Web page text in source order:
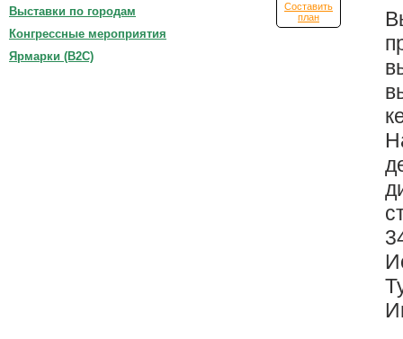
Составить
план
Выставки по городам
Конгрессные мероприятия
Ярмарки (B2C)